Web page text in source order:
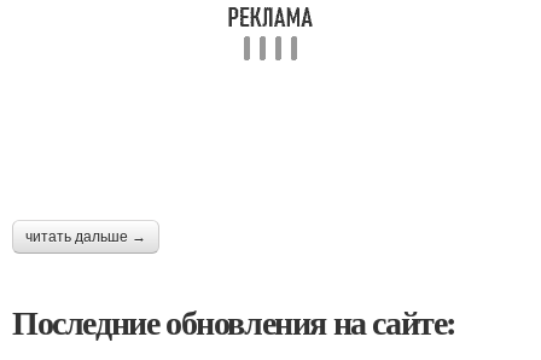
читать дальше →
Последние обновления на сайте: